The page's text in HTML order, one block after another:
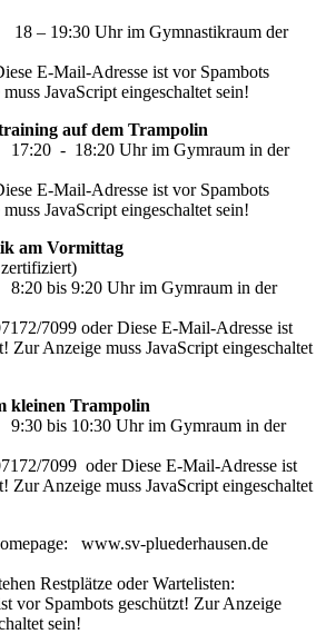
– 19:30 Uhr im Gymnastikraum der
E-Mail-Adresse ist vor Spambots
JavaScript eingeschaltet sein!
auf dem Trampolin
Uhr im Gymraum in der
E-Mail-Adresse ist vor Spambots
JavaScript eingeschaltet sein!
am Vormittag
9:20 Uhr im Gymraum in der
7099 oderDiese E-Mail-Adresse ist
Zur Anzeige muss JavaScript eingeschaltet
kleinen Trampolin
10:30 Uhr im Gymraum in der
7099 oderDiese E-Mail-Adresse ist
Zur Anzeige muss JavaScript eingeschaltet
www.sv-pluederhausen.de
Restplätze oder Wartelisten:
vor Spambots geschützt! Zur Anzeige
sein!